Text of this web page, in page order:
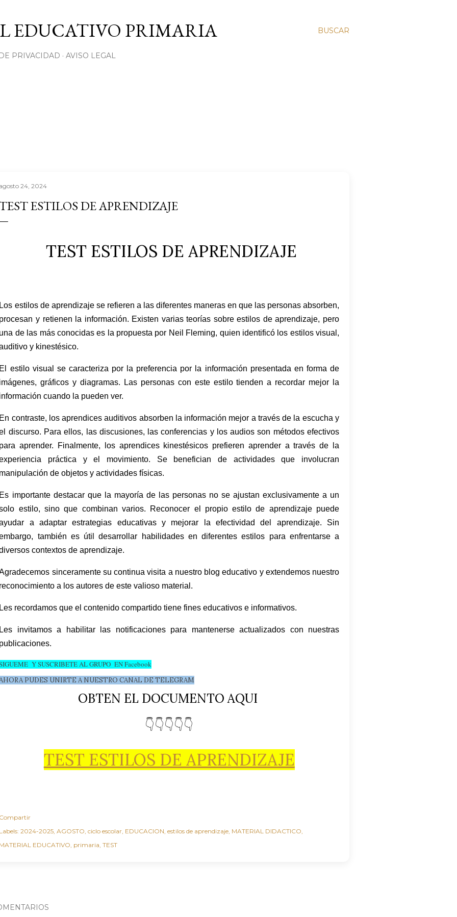
BUSCAR
EDUCATIVO PRIMARIA
PRIVACIDAD AVISO LEGAL
24, 2024
ESTILOS DE APRENDIZAJE
TEST ESTILOS DE APRENDIZAJE
estilos de aprendizaje se refieren a las diferentes maneras en que las personas absorben,
y retienen la información. Existen varias teorías sobre estilos de aprendizaje, pero
de las más conocidas es la propuesta por Neil Fleming, quien identificó los estilos visual,
y kinestésico.
estilo visual se caracteriza por la preferencia por la información presentada en forma de
gráficos y diagramas. Las personas con este estilo tienden a recordar mejor la
cuando la pueden ver.
contraste, los aprendices auditivos absorben la información mejor a través de la escucha y
discurso. Para ellos, las discusiones, las conferencias y los audios son métodos efectivos
aprender. Finalmente, los aprendices kinestésicos prefieren aprender a través de la
práctica y el movimiento. Se benefician de actividades que involucran
de objetos y actividades físicas.
importante destacar que la mayoría de las personas no se ajustan exclusivamente a un
estilo, sino que combinan varios. Reconocer el propio estilo de aprendizaje puede
a adaptar estrategias educativas y mejorar la efectividad del aprendizaje. Sin
también es útil desarrollar habilidades en diferentes estilos para enfrentarse a
contextos de aprendizaje.
sinceramente su continua visita a nuestro blog educativo y extendemos nuestro
a los autores de este valioso material.
recordamos que el contenido compartido tiene fines educativos e informativos.
invitamos a habilitar las notificaciones para mantenerse actualizados con nuestras
Y SUSCRIBETE AL GRUPO EN Facebook
PUDES UNIRTE A NUESTRO CANAL DE TELEGRAM
OBTEN EL DOCUMENTO AQUI
👇👇👇👇👇
TEST ESTILOS DE APRENDIZAJE
2024-2025 AGOSTO ciclo escolar EDUCACION estilos de aprendizaje MATERIAL DIDACTICO
EDUCATIVO primaria TEST